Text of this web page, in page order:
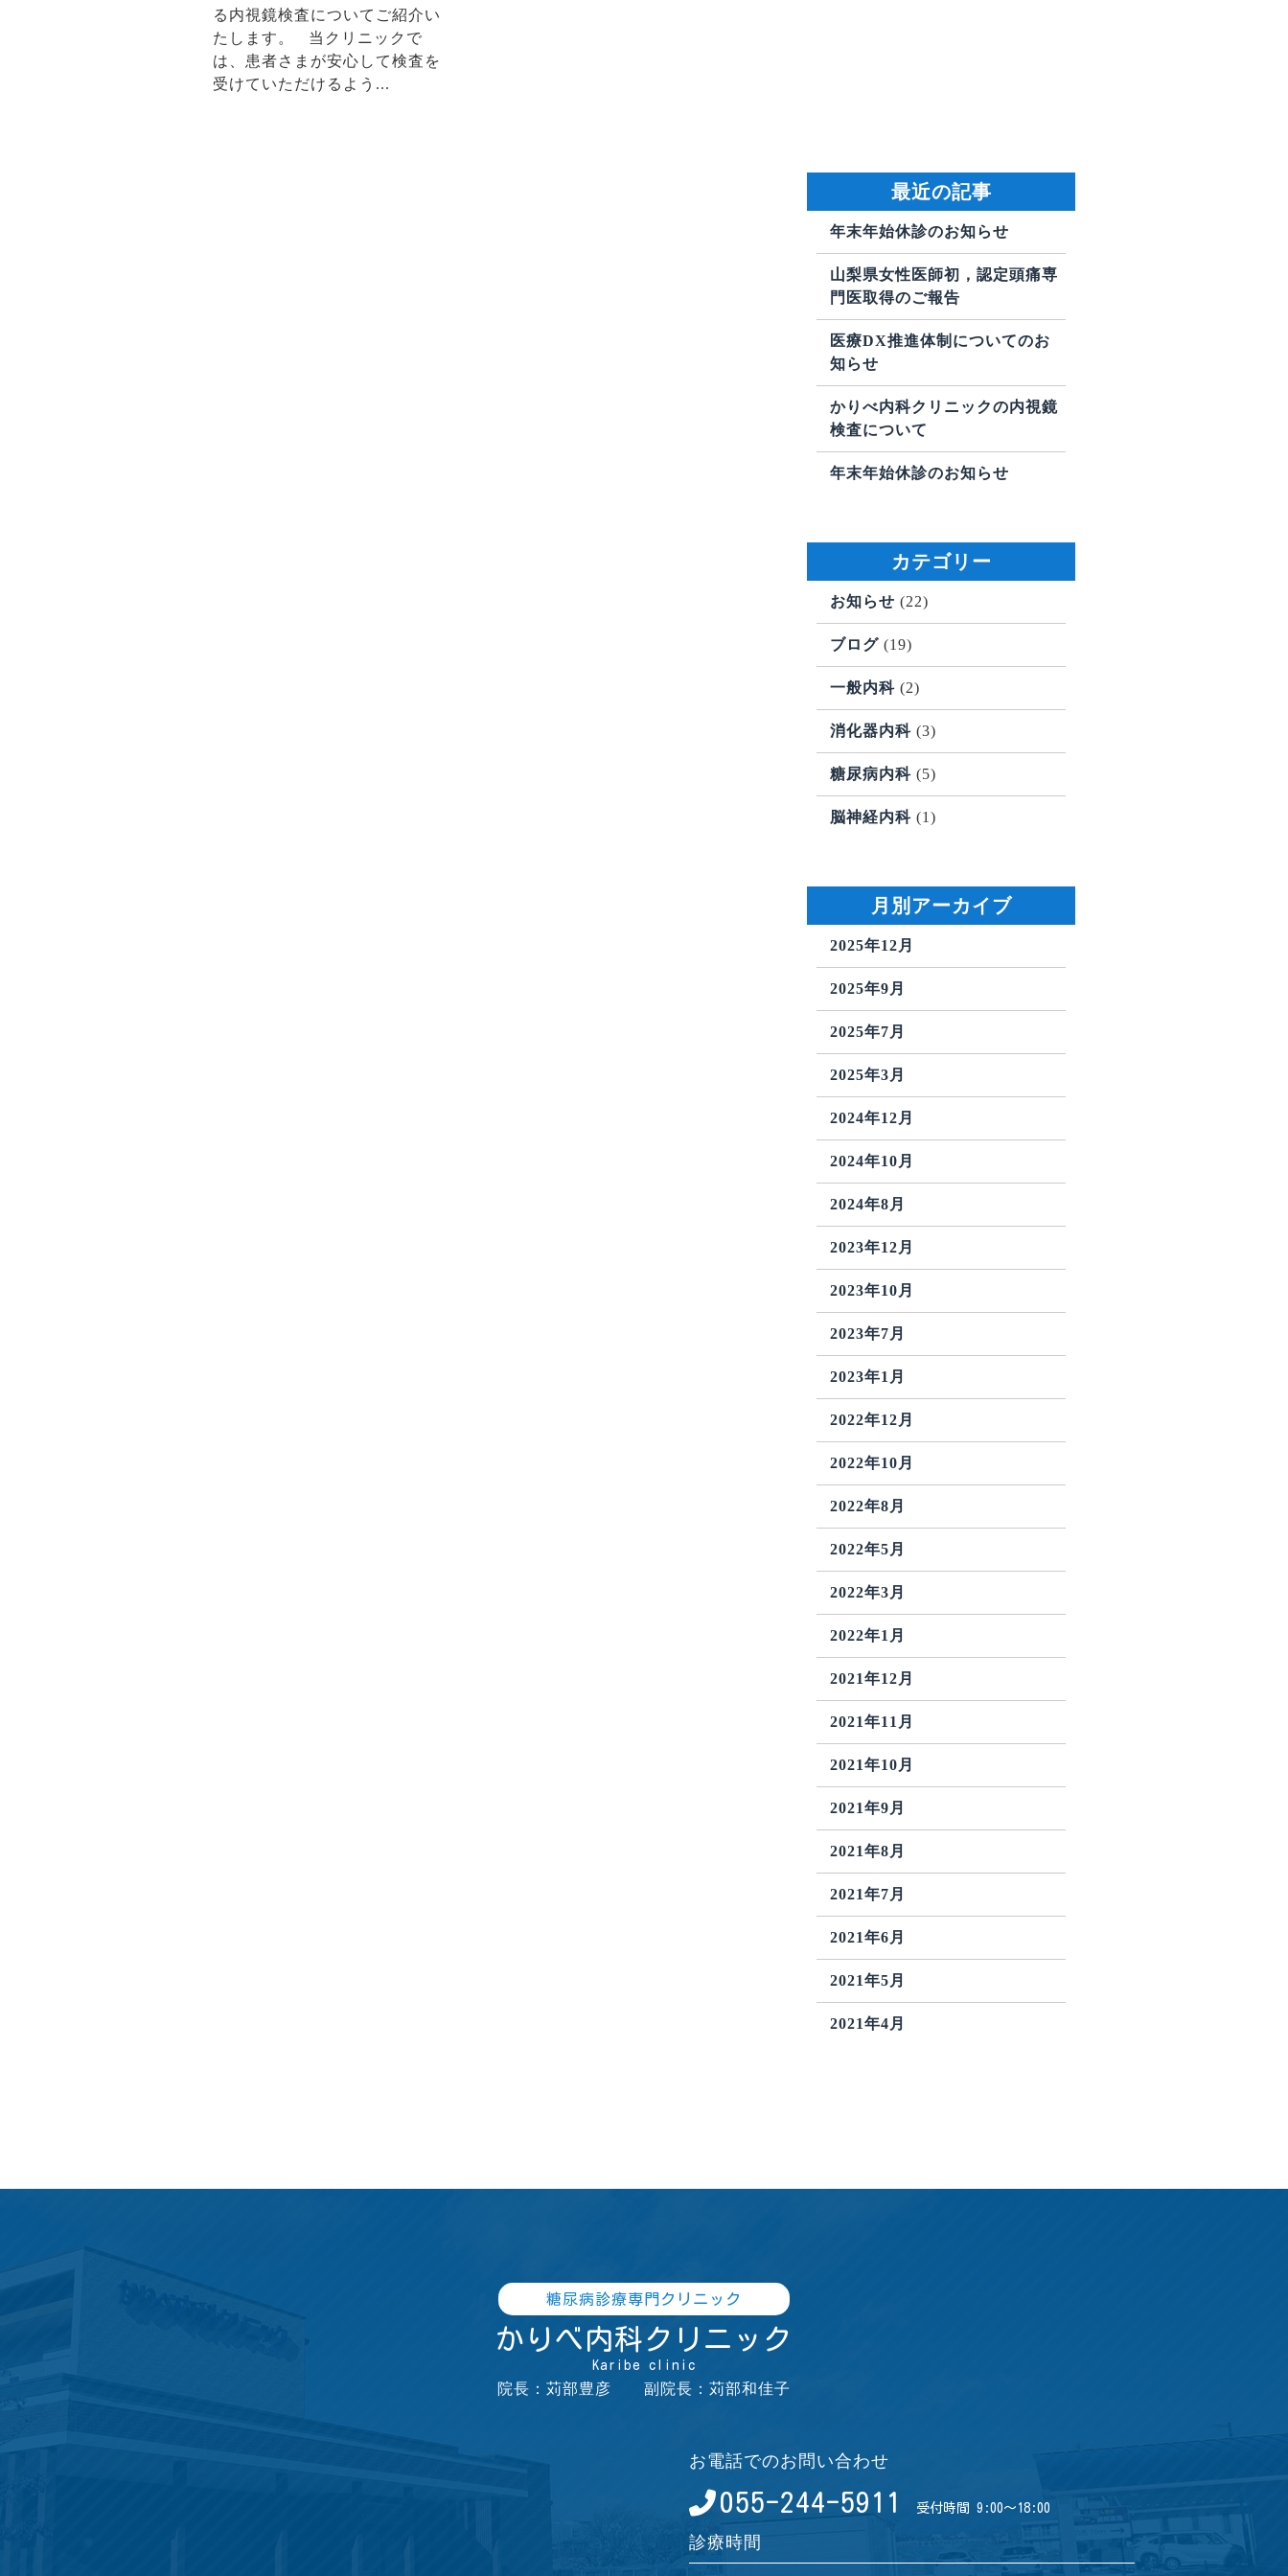
る内視鏡検査についてご紹介い
たします。 当クリニックで
は、患者さまが安心して検査を
受けていただけるよう...
最近の記事
年末年始休診のお知らせ
山梨県女性医師初，認定頭痛専
門医取得のご報告
医療DX推進体制についてのお
知らせ
かりべ内科クリニックの内視鏡
検査について
年末年始休診のお知らせ
カテゴリー
お知らせ (22)
ブログ (19)
一般内科 (2)
消化器内科 (3)
糖尿病内科 (5)
脳神経内科 (1)
月別アーカイブ
2025年12月
2025年9月
2025年7月
2025年3月
2024年12月
2024年10月
2024年8月
2023年12月
2023年10月
2023年7月
2023年1月
2022年12月
2022年10月
2022年8月
2022年5月
2022年3月
2022年1月
2021年12月
2021年11月
2021年10月
2021年9月
2021年8月
2021年7月
2021年6月
2021年5月
2021年4月
糖尿病診療専門クリニック
かりべ内科クリニック
Karibe clinic
院長：苅部豊彦 副院長：苅部和佳子
お電話でのお問い合わせ
055-244-5911 受付時間 9:00～18:00
診療時間